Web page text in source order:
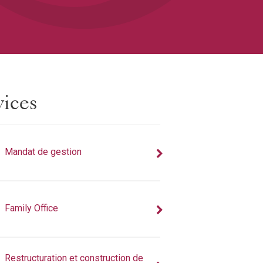
Mandat de gestion
Family Office
Restructuration et construction de